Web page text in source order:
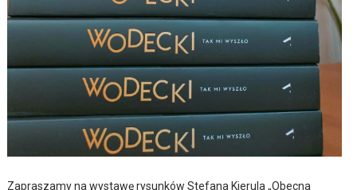
Zapraszamy na wystawę rysunków Stefana Kierula „Obecna